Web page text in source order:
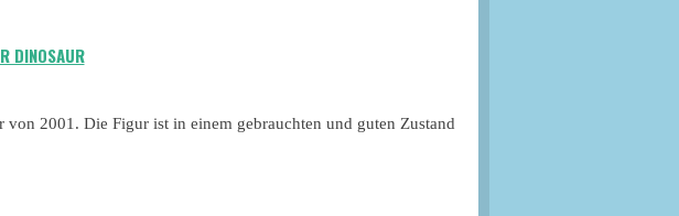
DINOSAUR
2001. Die Figur ist in einem gebrauchten und guten Zustand